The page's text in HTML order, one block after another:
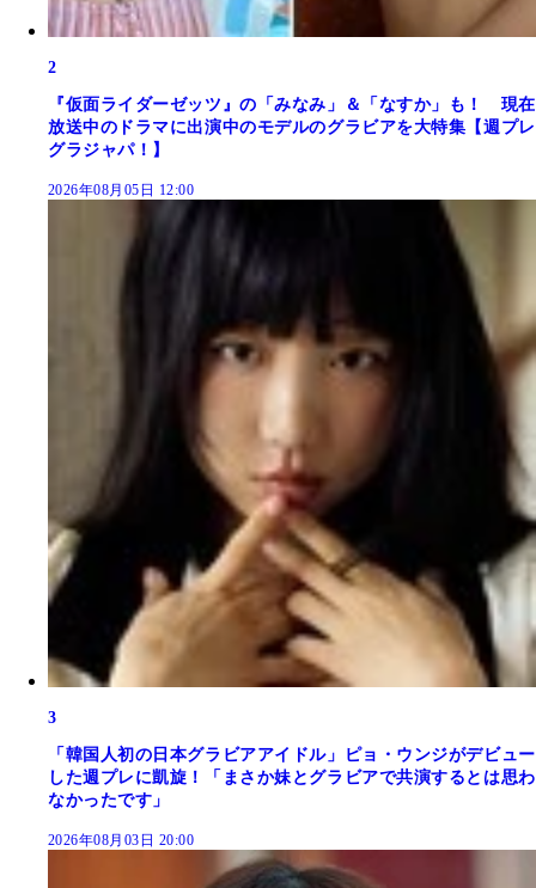
2
『仮面ライダーゼッツ』の「みなみ」＆「なすか」も！ 現在
放送中のドラマに出演中のモデルのグラビアを大特集【週プレ
グラジャパ！】
2026年08月05日 12:00
3
「韓国人初の日本グラビアアイドル」ピョ・ウンジがデビュー
した週プレに凱旋！「まさか妹とグラビアで共演するとは思わ
なかったです」
2026年08月03日 20:00